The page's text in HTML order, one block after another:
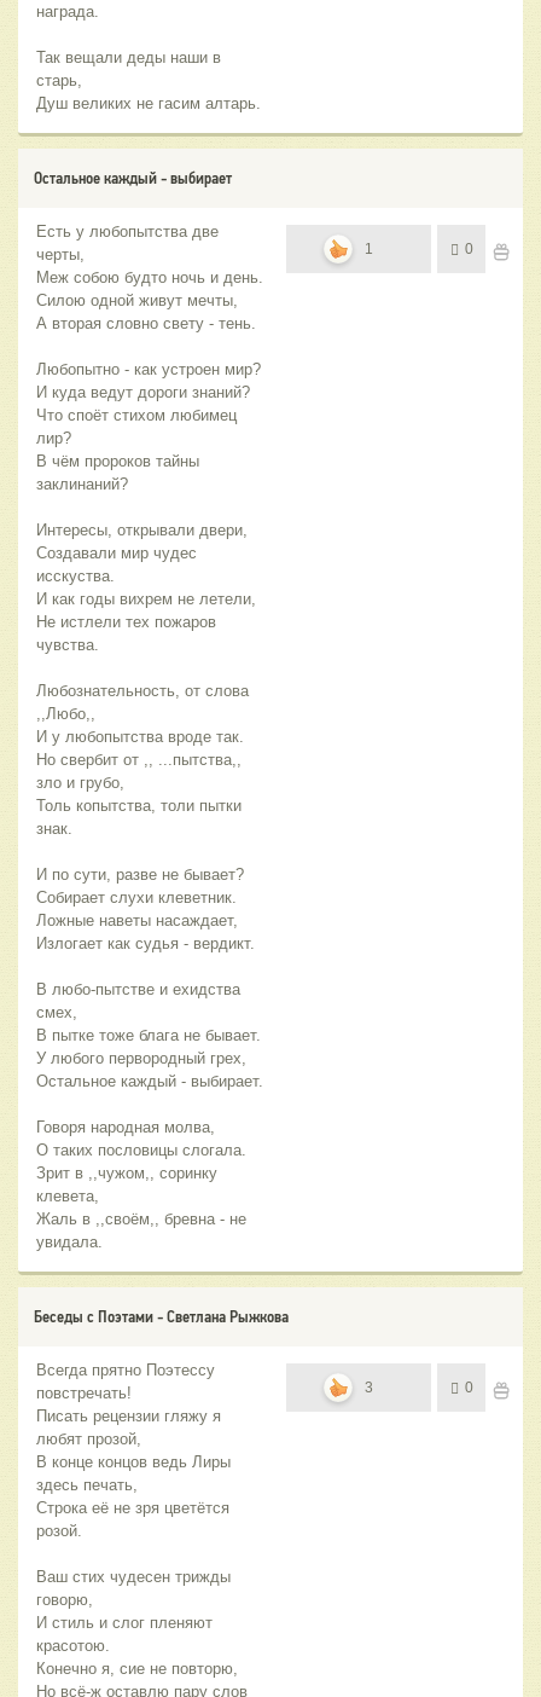
награда.
Так вещали деды наши в
старь,
Душ великих не гасим алтарь.
Остальное каждый - выбирает
Есть у любопытства две
черты,
Меж собою будто ночь и день.
Силою одной живут мечты,
А вторая словно свету - тень.
Любопытно - как устроен мир?
И куда ведут дороги знаний?
Что споёт стихом любимец
лир?
В чём пророков тайны
заклинаний?
Интересы, открывали двери,
Создавали мир чудес
исскуства.
И как годы вихрем не летели,
Не истлели тех пожаров
чувства.
Любознательность, от слова
,,Любо,,
И у любопытства вроде так.
Но свербит от ,, ...пытства,,
зло и грубо,
Толь копытства, толи пытки
знак.
И по сути, разве не бывает?
Собирает слухи клеветник.
Ложные наветы насаждает,
Излогает как судья - вердикт.
В любо-пытстве и ехидства
смех,
В пытке тоже блага не бывает.
У любого первородный грех,
Остальное каждый - выбирает.
Говоря народная молва,
О таких пословицы слогала.
Зрит в ,,чужом,, соринку
клевета,
Жаль в ,,своём,, бревна - не
увидала.
1 0
Беседы с Поэтами - Светлана Рыжкова
Всегда прятно Поэтессу
повстречать!
Писать рецензии гляжу я
любят прозой,
В конце концов ведь Лиры
здесь печать,
Строка её не зря цветётся
розой.
Ваш стих чудесен трижды
говорю,
И стиль и слог пленяют
красотою.
Конечно я, сие не повторю,
Но всё-ж оставлю пару слов
3 0